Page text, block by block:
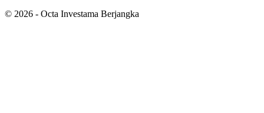
© 2026 - Octa Investama Berjangka